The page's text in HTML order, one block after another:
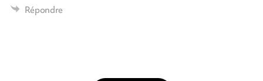
Répondre